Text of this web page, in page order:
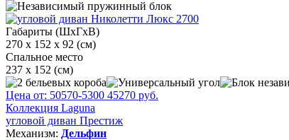
Габариты (ШхГхВ)
270 х 152 х 92 (см)
Спальное место
237 x 152 (см)
Цена от: 50570-5300 45270 руб.
Коллекция Laguna
угловой диван Престиж
Механизм: Дельфин